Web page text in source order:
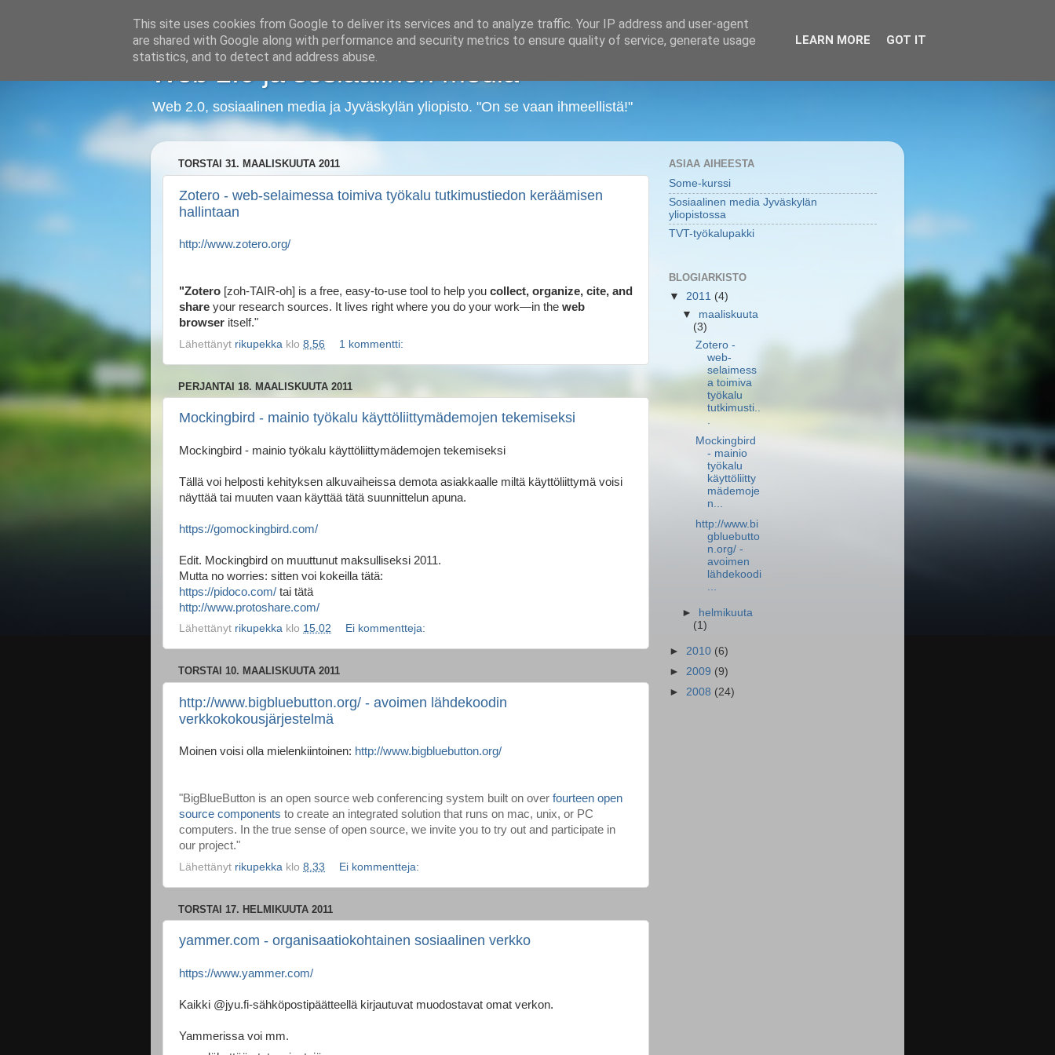
Web 2.0 ja sosiaalinen media
Web 2.0, sosiaalinen media ja Jyväskylän yliopisto. "On se vaan ihmeellistä!"
TORSTAI 31. MAALISKUUTA 2011
Zotero - web-selaimessa toimiva työkalu tutkimustiedon keräämisen
hallintaan
http://www.zotero.org/
"Zotero [zoh-TAIR-oh] is a free, easy-to-use tool to help you collect, organize, cite, and
share your research sources. It lives right where you do your work—in the web
browser itself."
Lähettänyt rikupekka klo 8.56 1 kommentti:
PERJANTAI 18. MAALISKUUTA 2011
Mockingbird - mainio työkalu käyttöliittymädemojen tekemiseksi
Mockingbird - mainio työkalu käyttöliittymädemojen tekemiseksi
Tällä voi helposti kehityksen alkuvaiheissa demota asiakkaalle miltä käyttöliittymä voisi
näyttää tai muuten vaan käyttää tätä suunnittelun apuna.
https://gomockingbird.com/
Edit. Mockingbird on muuttunut maksulliseksi 2011.
Mutta no worries: sitten voi kokeilla tätä:
https://pidoco.com/ tai tätä
http://www.protoshare.com/
Lähettänyt rikupekka klo 15.02 Ei kommentteja:
TORSTAI 10. MAALISKUUTA 2011
http://www.bigbluebutton.org/ - avoimen lähdekoodin
verkkokokousjärjestelmä
Moinen voisi olla mielenkiintoinen: http://www.bigbluebutton.org/
"BigBlueButton is an open source web conferencing system built on over fourteen open
source components to create an integrated solution that runs on mac, unix, or PC
computers. In the true sense of open source, we invite you to try out and participate in
our project."
Lähettänyt rikupekka klo 8.33 Ei kommentteja:
TORSTAI 17. HELMIKUUTA 2011
yammer.com - organisaatiokohtainen sosiaalinen verkko
https://www.yammer.com/
Kaikki @jyu.fi-sähköpostipäätteellä kirjautuvat muodostavat omat verkon.
Yammerissa voi mm.
ASIAA AIHEESTA
Some-kurssi
Sosiaalinen media Jyväskylän
yliopistossa
TVT-työkalupakki
BLOGIARKISTO
▼ 2011 (4)
▼ maaliskuuta
(3)
Zotero -
web-
selaimess
a toimiva
työkalu
tutkimusti..
Mockingbird
- mainio
työkalu
käyttöliitty
mädemoje
n...
http://www.bi
gbluebutto
n.org/ -
avoimen
lähdekoodi
...
►
helmikuuta
(1)
► 2010 (6)
► 2009 (9)
► 2008 (24)
This site uses cookies from Google to deliver its services and to analyze traffic. Your IP address and user-agent
are shared with Google along with performance and security metrics to ensure quality of service, generate usage
statistics, and to detect and address abuse.
LEARN MORE GOT IT